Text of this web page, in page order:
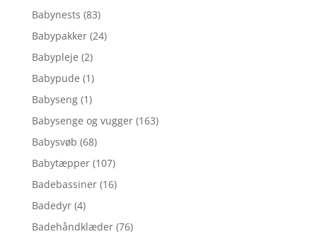
Babynests (83)
Babypakker (24)
Babypleje (2)
Babypude (1)
Babyseng (1)
Babysenge og vugger (163)
Babysvøb (68)
Babytæpper (107)
Badebassiner (16)
Badedyr (4)
Badehåndklæder (76)